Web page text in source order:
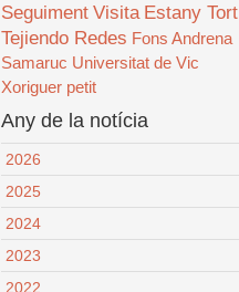
Seguiment Visita Estany Tort
Tejiendo Redes Fons Andrena
Samaruc Universitat de Vic
Xoriguer petit
Any de la notícia
2026
2025
2024
2023
2022